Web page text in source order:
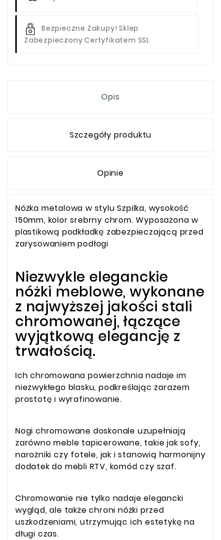
Bezpieczne Zakupy! Sklep
Zabezpieczony Certyfikatem SSL
Opis
Szczegóły produktu
Opinie
Nóżka metalowa w stylu Szpilka, wysokość
150mm, kolor srebrny chrom. Wyposażona w
plastikową podkładkę zabezpieczającą przed
zarysowaniem podłogi
Niezwykle eleganckie
nóżki meblowe, wykonane
z najwyższej jakości stali
chromowanej, łączące
wyjątkową elegancję z
trwałością.
Ich chromowana powierzchnia nadaje im
niezwykłego blasku, podkreślając zarazem
prostotę i wyrafinowanie.
Nogi chromowane doskonale uzupełniają
zarówno meble tapicerowane, takie jak sofy,
narożniki czy fotele, jak i stanowią harmonijny
dodatek do mebli RTV, komód czy szaf.
Chromowanie nie tylko nadaje elegancki
wygląd, ale także chroni nóżki przed
uszkodzeniami, utrzymując ich estetykę na
długi czas.